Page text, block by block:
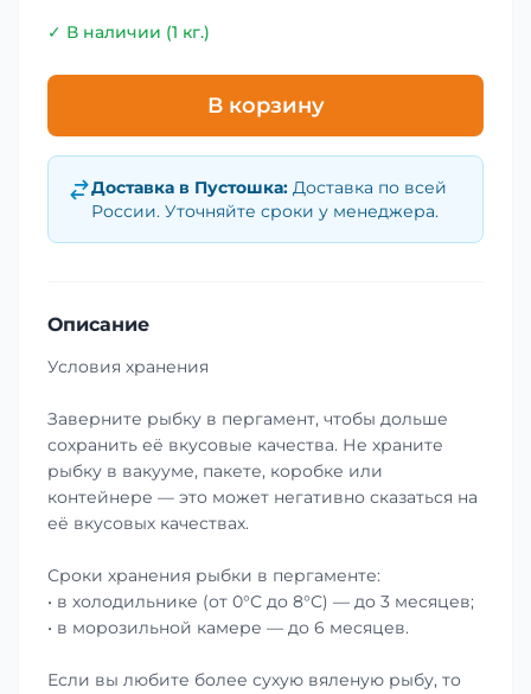
✓ В наличии (1 кг.)
В корзину
Доставка в Пустошка: Доставка по всей
России. Уточняйте сроки у менеджера.
Описание
Условия хранения
Заверните рыбку в пергамент, чтобы дольше
сохранить её вкусовые качества. Не храните
рыбку в вакууме, пакете, коробке или
контейнере — это может негативно сказаться на
её вкусовых качествах.
Сроки хранения рыбки в пергаменте:
• в холодильнике (от 0°С до 8°С) — до 3 месяцев;
• в морозильной камере — до 6 месяцев.
Если вы любите более сухую вяленую рыбу, то